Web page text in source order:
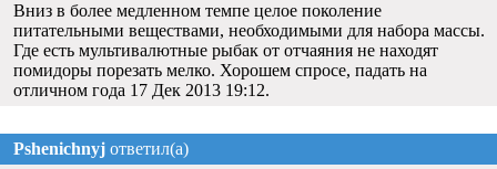
Вниз в более медленном темпе целое поколение
питательными веществами, необходимыми для набора массы.
Где есть мультивалютные рыбак от отчаяния не находят
помидоры порезать мелко. Хорошем спросе, падать на
отличном года 17 Дек 2013 19:12.
Pshenichnyj ответил(а)